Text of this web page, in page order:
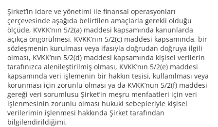
Şirket’in idare ve yönetimi ile finansal operasyonları
çerçevesinde aşağıda belirtilen amaçlarla gerekli olduğu
ölçüde, KVKK’nın 5/2(a) maddesi kapsamında kanunlarda
açıkça öngörülmesi, KVKK’nın 5/2(c) maddesi kapsamında, bir
sözleşmenin kurulması veya ifasıyla doğrudan doğruya ilgili
olması, KVKK’nın 5/2(d) maddesi kapsamında kişisel verilerin
tarafınızca alenileştirilmiş olması, KVKK’nın 5/2(e) maddesi
kapsamında veri işlemenin bir hakkın tesisi, kullanılması veya
korunması için zorunlu olması ya da KVKK’nun 5/2(f) maddesi
gereği veri sorumlusu Şirket’in meşru menfaatleri için veri
işlenmesinin zorunlu olması hukuki sebepleriyle kişisel
verilerimin işlenmesi hakkında Şirket tarafından
bilgilendirildiğimi,